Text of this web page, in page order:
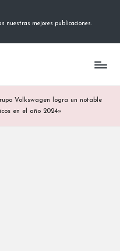
nuestras mejores publicaciones.
Volkswagen logra un notable
en el año 2024»